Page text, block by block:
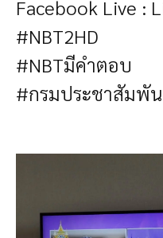
Facebook Live :
#NBT2HD
#NBTมีคำตอบ
#กรมประชาสัมพั